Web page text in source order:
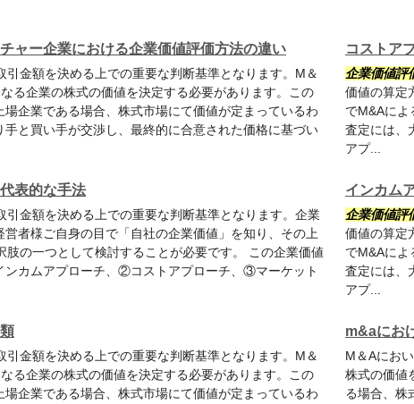
ャー企業における企業価値評価方法の違い
引金額を決める上での重要な判断基準となります。M＆
る企業の株式の価値を決定する必要があります。この
企業である場合、株式市場にて価値が定まっているわ
と買い手が交渉し、最終的に合意された価格に基づい
コストア
企業価値評
価値の算定
でM&Aに
査定には、
アプ...
表的な手法
引金額を決める上での重要な判断基準となります。企業
者様ご自身の目で「自社の企業価値」を知り、その上
肢の一つとして検討することが必要です。 この企業価値
カムアプローチ、②コストアプローチ、③マーケット
インカム
企業価値評
価値の算定
でM&Aに
査定には、
アプ...
引金額を決める上での重要な判断基準となります。M＆
る企業の株式の価値を決定する必要があります。この
企業である場合、株式市場にて価値が定まっているわ
m&aにお
M＆Aにお
株式の価値
る場合、株